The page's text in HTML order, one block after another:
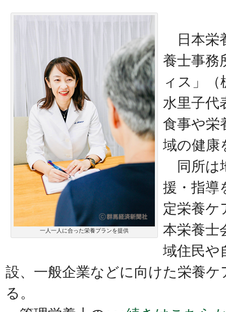
一人一人に合った栄養プランを提供
日本栄
養士事務
ィス」
水里子代
食事や栄
域の健康
同所は
援・指導
定栄養ケ
本栄養士
域住民や
設、一般企業などに向けた栄養
る。